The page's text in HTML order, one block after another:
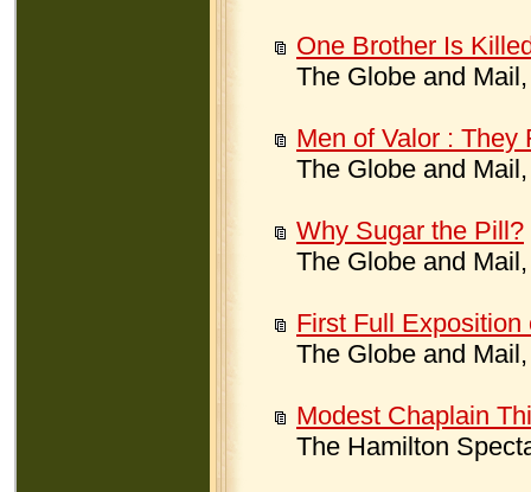
One Brother Is
The Globe and
Men of Valor : They
The Globe and
Why Sugar the Pill?
The Globe and
First Full
The Globe and
Modest Chaplain
The Hamilton